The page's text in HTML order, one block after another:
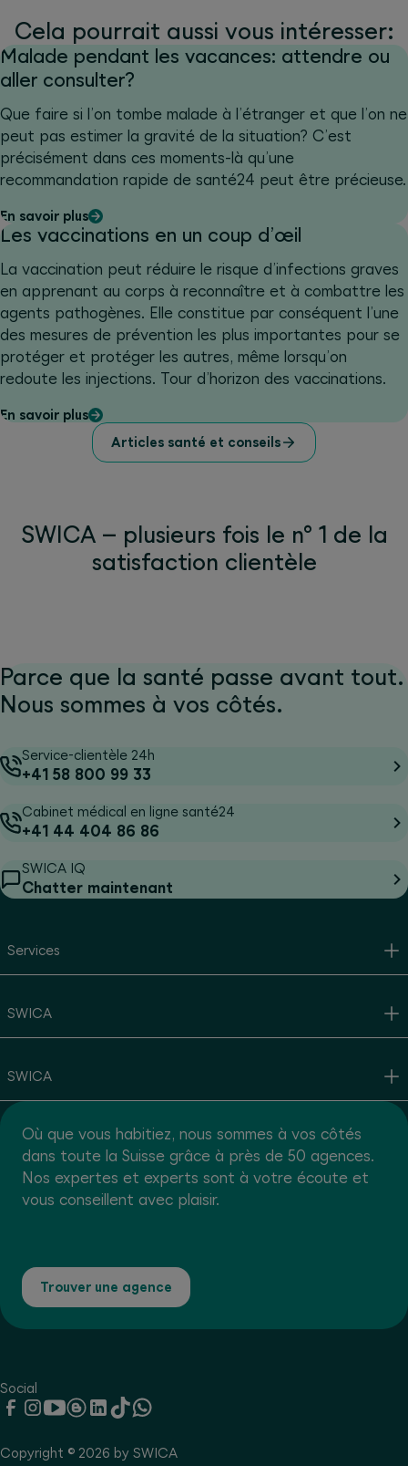
Cela pourrait aussi vous intéresser:
Malade pendant les vacances: attendre ou
aller consulter?
Que faire si l’on tombe malade à l’étranger et que l’on ne
peut pas estimer la gravité de la situation? C’est
précisément dans ces moments-là qu’une
recommandation rapide de santé24 peut être précieuse.
En savoir plus
Les vaccinations en un coup d’œil
La vaccination peut réduire le risque d’infections graves
en apprenant au corps à reconnaître et à combattre les
agents pathogènes. Elle constitue par conséquent l’une
des mesures de prévention les plus importantes pour se
protéger et protéger les autres, même lorsqu’on
redoute les injections. Tour d’horizon des vaccinations.
En savoir plus
Articles santé et conseils
SWICA – plusieurs fois le n° 1 de la
satisfaction clientèle
Parce que la santé passe avant tout.
Nous sommes à vos côtés.
Service-clientèle 24h
+41 58 800 99 33
Cabinet médical en ligne santé24
+41 44 404 86 86
SWICA IQ
Chatter maintenant
Services
SWICA
SWICA
Où que vous habitiez, nous sommes à vos côtés
dans toute la Suisse grâce à près de 50 agences.
Nos expertes et experts sont à votre écoute et
vous conseillent avec plaisir.
Trouver une agence
Social
Copyright © 2026 by SWICA